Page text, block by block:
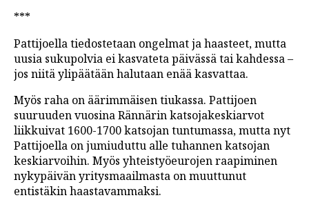
***
Pattijoella tiedostetaan ongelmat ja haasteet, mutta
uusia sukupolvia ei kasvateta päivässä tai kahdessa –
jos niitä ylipäätään halutaan enää kasvattaa.
Myös raha on äärimmäisen tiukassa. Pattijoen
suuruuden vuosina Rännärin katsojakeskiarvot
liikkuivat 1600-1700 katsojan tuntumassa, mutta nyt
Pattijoella on jumiuduttu alle tuhannen katsojan
keskiarvoihin. Myös yhteistyöeurojen raapiminen
nykypäivän yritysmaailmasta on muuttunut
entistäkin haastavammaksi.